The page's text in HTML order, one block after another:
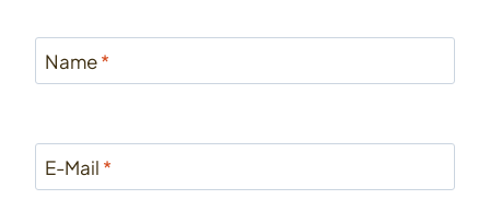
Name*
E-Mail *